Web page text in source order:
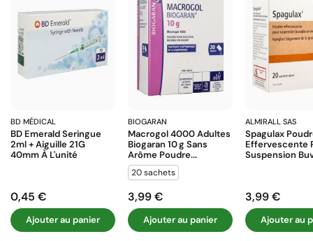
BD MÉDICAL
BD Emerald Seringue
2ml + Aiguille 21G
40mm À L'unité
Prix
0,45 €
Ajouter au panier
BIOGARAN
Macrogol 4000 Adultes
Biogaran 10 G Sans
Arôme Poudre...
20 sachets
Prix
3,99 €
Ajouter au panier
ALMIRALL SAS
Spagulax
Effervescente
Suspension
Prix
3,99 €
Ajouter au